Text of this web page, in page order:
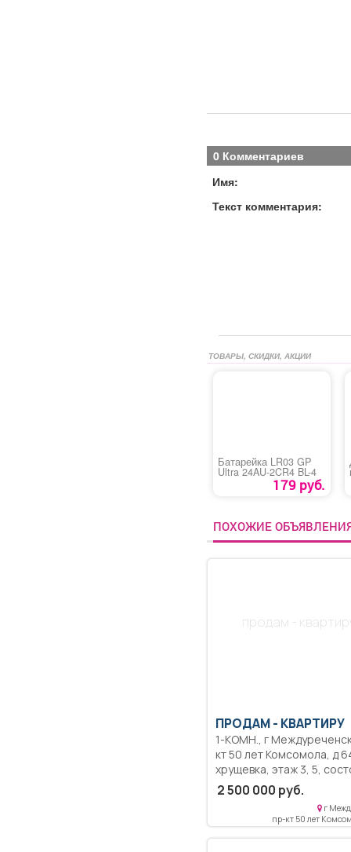
0 Комментариев
Имя:
Текст комментария:
ТОВАРЫ, СКИДКИ, АКЦИИ
Батарейка LR03 GP
Ultra 24AU-2CR4 BL-4
179 руб.
ПОХОЖИЕ
продам -
ПРОДАМ - КВАРТИРУ
1-КОМН., г Междуреченск, пр-
кт 50 лет Комсомола, д
хрущевка, этаж 3, 5, состояние
среднее, застекленный
балкон, не угловая, В
кирпичной доме. Тёплая,
тихий подъезд. Рядом
несколько магазинов.
2 500 000 руб.
г
пр-кт 50 лет